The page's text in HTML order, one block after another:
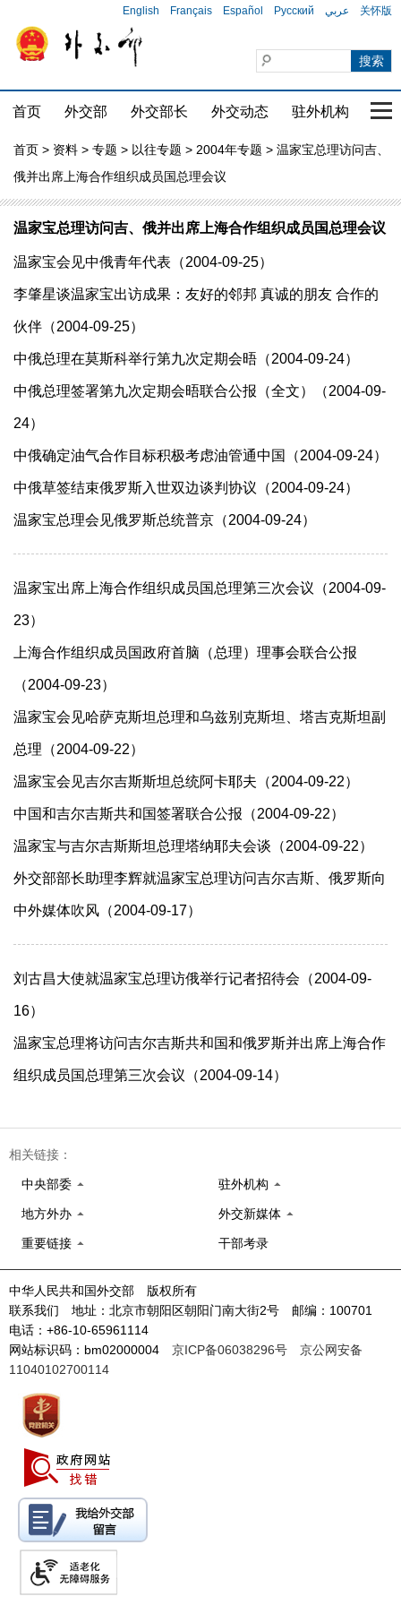
English Français Español Русский عربي 关怀版
首页 外交部 外交部长 外交动态 驻外机构 国
首页 > 资料 > 专题 > 以往专题 > 2004年专题 > 温家宝总理访问吉、
俄并出席上海合作组织成员国总理会议
温家宝总理访问吉、俄并出席上海合作组织成员国总理会议
温家宝会见中俄青年代表（2004-09-25）
李肇星谈温家宝出访成果：友好的邻邦 真诚的朋友 合作的
伙伴（2004-09-25）
中俄总理在莫斯科举行第九次定期会晤（2004-09-24）
中俄总理签署第九次定期会晤联合公报（全文）（2004-09-
24）
中俄确定油气合作目标积极考虑油管通中国（2004-09-24）
中俄草签结束俄罗斯入世双边谈判协议（2004-09-24）
温家宝总理会见俄罗斯总统普京（2004-09-24）
温家宝出席上海合作组织成员国总理第三次会议（2004-09-
23）
上海合作组织成员国政府首脑（总理）理事会联合公报
（2004-09-23）
温家宝会见哈萨克斯坦总理和乌兹别克斯坦、塔吉克斯坦副
总理（2004-09-22）
温家宝会见吉尔吉斯斯坦总统阿卡耶夫（2004-09-22）
中国和吉尔吉斯共和国签署联合公报（2004-09-22）
温家宝与吉尔吉斯斯坦总理塔纳耶夫会谈（2004-09-22）
外交部部长助理李辉就温家宝总理访问吉尔吉斯、俄罗斯向
中外媒体吹风（2004-09-17）
刘古昌大使就温家宝总理访俄举行记者招待会（2004-09-
16）
温家宝总理将访问吉尔吉斯共和国和俄罗斯并出席上海合作
组织成员国总理第三次会议（2004-09-14）
相关链接：
中央部委 驻外机构
地方外办 外交新媒体
重要链接 干部考录
中华人民共和国外交部 版权所有
联系我们 地址：北京市朝阳区朝阳门南大街2号 邮编：100701
电话：+86-10-65961114
网站标识码：bm02000004 京ICP备06038296号
京公网安备
11040102700114